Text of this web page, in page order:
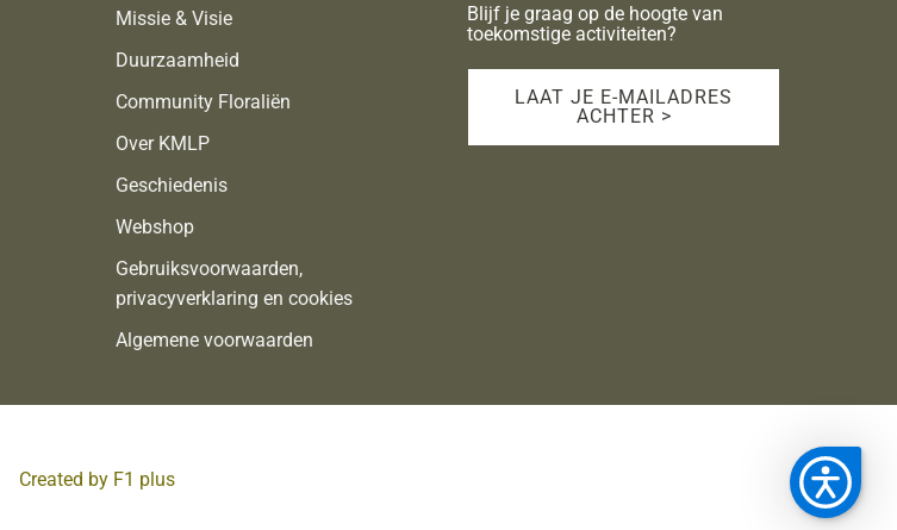
Missie & Visie
Duurzaamheid
Community Floraliën
Over KMLP
Geschiedenis
Webshop
Gebruiksvoorwaarden,
privacyverklaring en cookies
Algemene voorwaarden
Blijf je graag op de hoogte van
toekomstige activiteiten?
LAAT JE E-MAILADRES
ACHTER >
Created by F1 plus